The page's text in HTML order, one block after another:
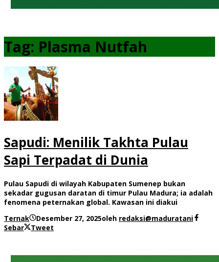
Tag: Plasma Nutfah
Sapudi: Menilik Takhta Pulau
Sapi Terpadat di Dunia
Pulau Sapudi di wilayah Kabupaten Sumenep bukan
sekadar gugusan daratan di timur Pulau Madura; ia adalah
fenomena peternakan global. Kawasan ini diakui
Ternak
Desember 27, 2025oleh redaksi@maduratani
Sebar
Tweet